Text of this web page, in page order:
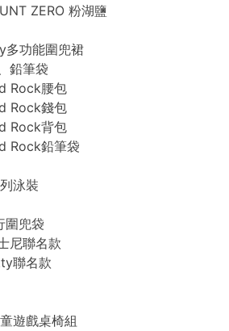
ZERO 粉湖鹽
多功能圍兜裙
鉛筆袋
Rock腰包
Rock錢包
Rock背包
Rock鉛筆袋
泳裝
圍兜袋
尼聯名款
聯名款
遊戲桌椅組